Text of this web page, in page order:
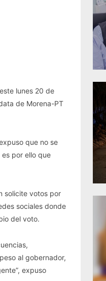
lunes 20 de
de Morena-PT
que no se
por ello que
solicite votos por
sociales donde
del voto.
al gobernador,
expuso